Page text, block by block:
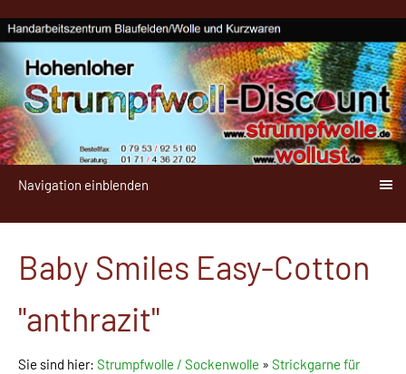
Navigation einblenden
Baby Smiles Easy-Cotton
"anthrazit"
Sie sind hier: Strumpfwolle / Sockenwolle » Strickgarne für